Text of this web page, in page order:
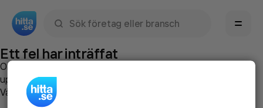
Ett fel har inträffat
Om du vill kan du
uppstod så att vi lättare och snabbare kan avhjälpa det.
Vänligen försök med följande: